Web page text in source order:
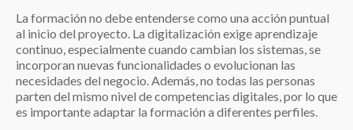
La formación no debe entenderse como una acción puntual
al inicio del proyecto. La digitalización exige aprendizaje
continuo, especialmente cuando cambian los sistemas, se
incorporan nuevas funcionalidades o evolucionan las
necesidades del negocio. Además, no todas las personas
parten del mismo nivel de competencias digitales, por lo que
es importante adaptar la formación a diferentes perfiles.